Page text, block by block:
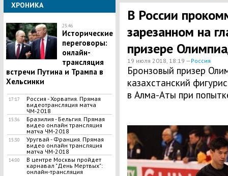
ХРОНИКА
23:46
Исторические
переговоры:
онлайн-
трансляция
встречи Путина и Трампа в
Хельсинки
17:17
Россия - Хорватия. Прямая
видеотрансляция матча
ЧМ-2018
15:36
Бразилия - Бельгия. Прямая
видео онлайн трансляция
матча ЧМ-2018
15:30
Уругвай - Франция. Прямая
видео онлайн трансляция
матча ЧМ-2018
14:00
В центре Москвы пройдет
карнавал "День Мертвых":
онлайн-трансляция
В России
зарезанном на
призере
19 июля 2018, 18:19 —Россия
Бронзовый призер
казахстанский
в Алма-Аты при